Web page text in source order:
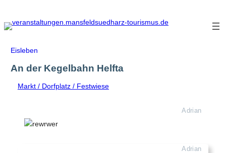
Inhalt
springen
Eisleben
An der Kegelbahn Helfta
Markt / Dorfplatz / Festwiese
Adrian
Adrian